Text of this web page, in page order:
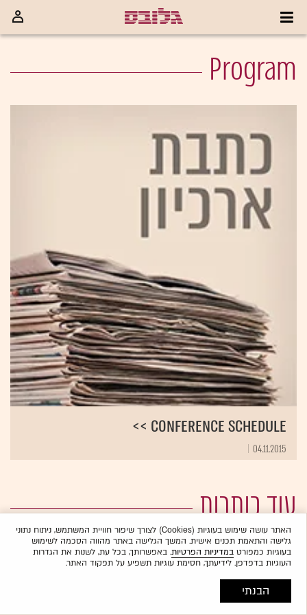
Program
Conference schedule >>
04.11.2015
עוד כותרות
האתר עושה שימוש בעוגיות (Cookies) לצורך שיפור חוויית המשתמש, ניתוח נתוני
גלישה והתאמת תכנים אישית. המשך הגלישה באתר מהווה הסכמה לשימוש
בעוגיות כמפורטבמדיניות הפרטיות. באפשרותך, בכל עת, לשנות את הגדרות
העוגיות בדפדפן. לידיעתך, חסימת עוגיות תשפיע על תפקוד האתר.
הבנתי